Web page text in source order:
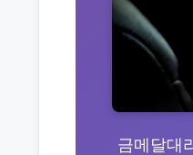
금메달대